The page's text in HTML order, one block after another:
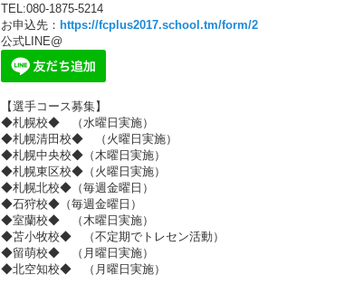
TEL:080-1875-5214
お申込先： https://fcplus2017.school.tm/form/2
公式LINE@
【選手コース募集】
◆札幌校◆ （水曜日実施）
◆札幌清田校◆ （火曜日実施）
◆札幌中央校◆（木曜日実施）
◆札幌東区校◆（火曜日実施）
◆札幌北校◆（毎週金曜日）
◆石狩校◆（毎週金曜日）
◆室蘭校◆ （木曜日実施）
◆苫小牧校◆ （不定期でトレセン活動）
◆留萌校◆ （月曜日実施）
◆北空知校◆ （月曜日実施）